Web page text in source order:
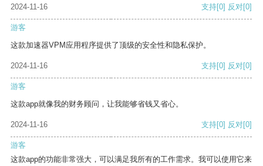
2024-11-16 支持[0] 反对[0]
游客
这款加速器VPM应用程序提供了顶级的安全性和隐私保护。
2024-11-16 支持[0] 反对[0]
游客
这款app就像我的财务顾问，让我能够省钱又省心。
2024-11-16 支持[0] 反对[0]
游客
这款app的功能非常强大，可以满足我所有的工作需求。我可以使用它来